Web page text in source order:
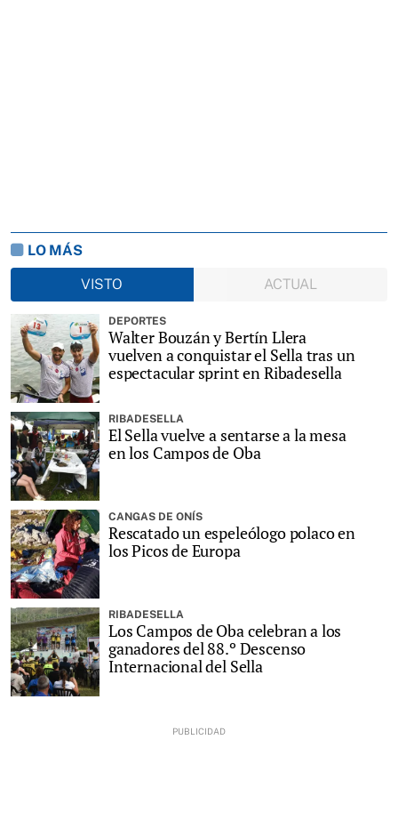
LO MÁS
VISTO
ACTUAL
DEPORTES
Walter Bouzán y Bertín Llera
vuelven a conquistar el Sella tras un
espectacular sprint en Ribadesella
RIBADESELLA
El Sella vuelve a sentarse a la mesa
en los Campos de Oba
CANGAS DE ONÍS
Rescatado un espeleólogo polaco en
los Picos de Europa
RIBADESELLA
Los Campos de Oba celebran a los
ganadores del 88.º Descenso
Internacional del Sella